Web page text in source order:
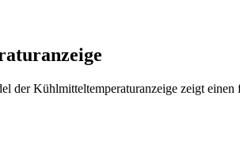
der Kühlmitteltemperaturanzeige zeigt